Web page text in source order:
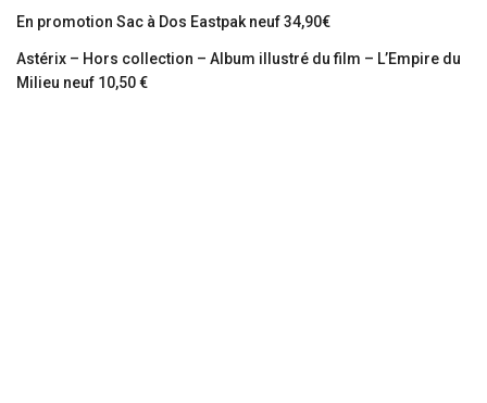
En promotion Sac à Dos Eastpak neuf 34,90€
Astérix – Hors collection – Album illustré du film – L’Empire du
Milieu neuf 10,50 €